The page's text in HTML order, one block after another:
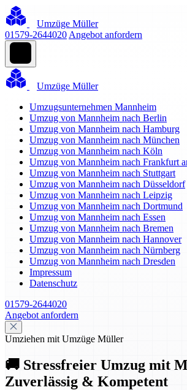
Umzüge Müller
01579-2644020 Angebot anfordern
Umzüge Müller
Umzugsunternehmen Mannheim
Umzug von Mannheim nach Berlin
Umzug von Mannheim nach Hamburg
Umzug von Mannheim nach München
Umzug von Mannheim nach Köln
Umzug von Mannheim nach Frankfurt
Umzug von Mannheim nach Stuttgart
Umzug von Mannheim nach Düsseldorf
Umzug von Mannheim nach Leipzig
Umzug von Mannheim nach Dortmund
Umzug von Mannheim nach Essen
Umzug von Mannheim nach Bremen
Umzug von Mannheim nach Hannover
Umzug von Mannheim nach Nürnberg
Umzug von Mannheim nach Dresden
Impressum
Datenschutz
01579-2644020
Angebot anfordern
Umziehen mit Umzüge Müller
🚚 Stressfreier Umzug mit
Zuverlässig & Kompetent